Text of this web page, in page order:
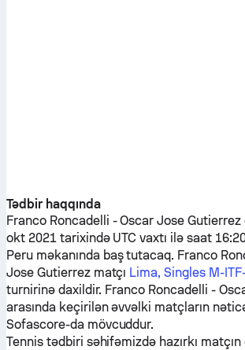
Tədbir haqqında
Franco Roncadelli -Oscar Jose Gutierrez
okt 2021 tarixində UTC vaxtı ilə saat
Peru məkanında baş tutacaq. Franco
Jose Gutierrezmatçı Lima, Singles M-
turnirinə daxildir. Franco Roncadelli -
arasında keçirilən əvvəlki matçların
Sofascore-da mövcuddur.
Tennis tədbiri səhifəmizdə hazırkı matçın